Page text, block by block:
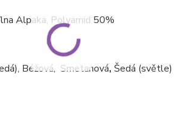
Alpaka, Polyamid 50%
Béžová, Smetanová, Šedá (světle)